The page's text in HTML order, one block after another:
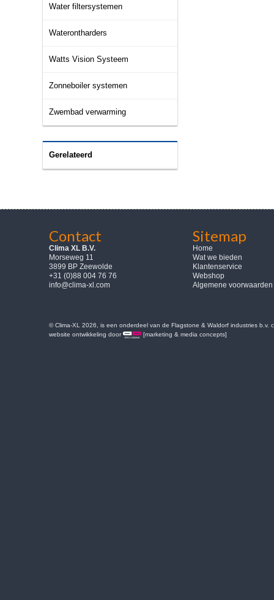
Water filtersystemen
Waterontharders
Watts Vision Systeem
Zonneboiler systemen
Zwembad verwarming
Gerelateerd
Contact
Clima XL B.V.
Morseweg 11
3899 BP Zeewolde
+31 (0)88 004 76 76
info@clima-xl.com
Sitemap
Home
Wat we bieden
Klantenservice
Webshop
Algemene voorwaarden
© Clima-XL 2026, is een onderdeel van de Flagstone & Waldorf industries b.v.
website ontwikkeling door
[marketing & media concepts]